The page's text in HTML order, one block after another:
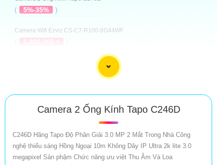
( 5%-35% )
Camera Wifi Ezviz CS-C7-R100-8G44WF
1,800,000 ₫
Camera Wifi Ezviz CS-H7c-R100-8G44WF
Camera Wifi Ezviz CS-H9c-R100-8G55WKFL
2,200,000 ₫
( 1,799,000 ₫ )
Top 5 Camera 2 Mắt
Camera 2 Ống Kính Tapo C246D
C246D Hãng Tapo Độ Phân Giải 3.0 MP 2 Mắt Trong Nhà Công
nghệ thiếu sáng Hồng Ngoại 10m Không Dây IP Ultra 2k lite 3.0
megapixel Sản phậm Chức năng ưu việt Thu Âm Và Loa